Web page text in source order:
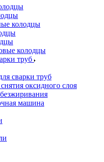
колодцы
колодцы
труб
сварки труб
оксидного слоя
машина